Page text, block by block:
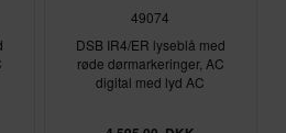
49074
DSB IR4/ER lyseblå med
røde dørmarkeringer, AC
digital med lyd AC